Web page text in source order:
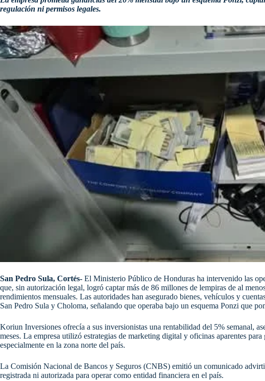
regulación ni permisos legales.
San Pedro Sula, Cortés- El Ministerio Público de Honduras ha intervenido las
que, sin autorización legal, logró captar más de 86 millones de lempiras de al
rendimientos mensuales. Las autoridades han asegurado bienes, vehículos y
San Pedro Sula y Choloma, señalando que operaba bajo un esquema Ponzi que
Koriun Inversiones ofrecía a sus inversionistas una rentabilidad del 5% semanal,
meses. La empresa utilizó estrategias de marketing digital y oficinas aparentes
especialmente en la zona norte del país.​
La Comisión Nacional de Bancos y Seguros (CNBS) emitió un comunicado
registrada ni autorizada para operar como entidad financiera en el país.